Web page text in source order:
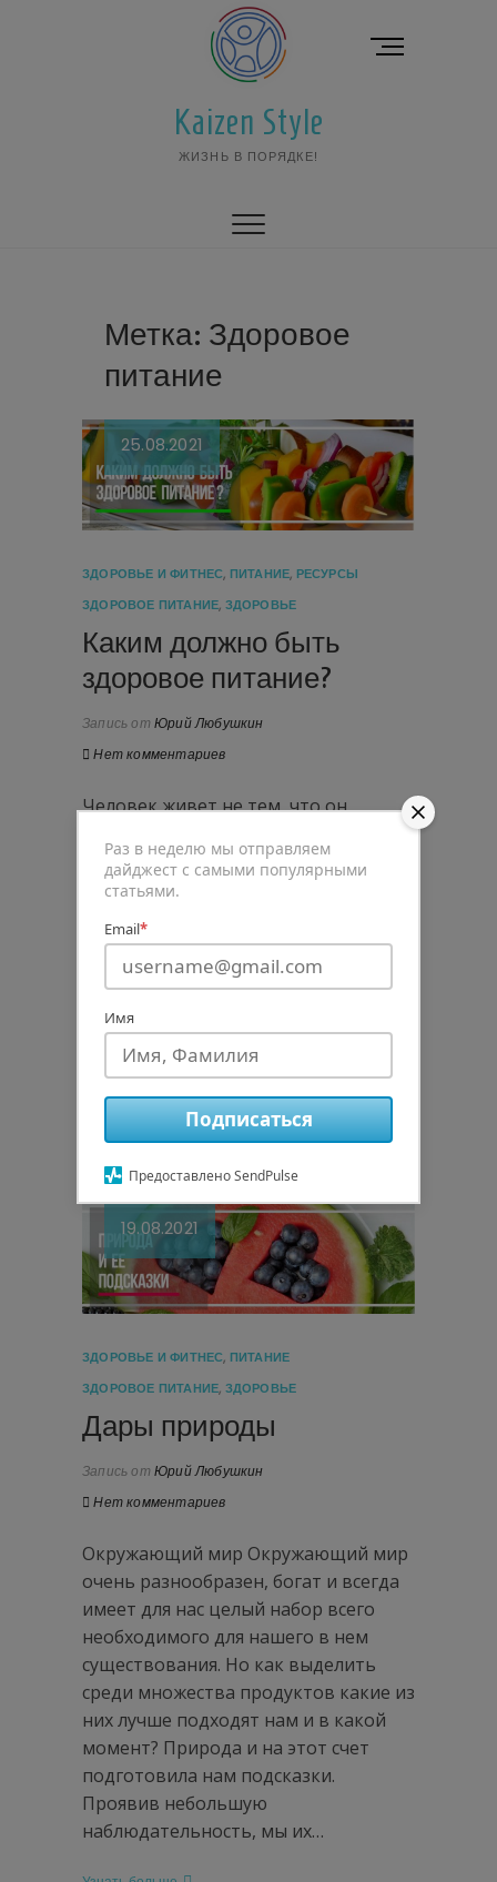
Kaizen Style
ЖИЗНЬ В ПОРЯДКЕ!
К
Метка:Здоровое
питание
25.08.2021
ЗДОРОВЬЕ И ФИТНЕС, ПИТАНИЕ, РЕСУРСЫ
ЗДОРОВОЕ ПИТАНИЕ, ЗДОРОВЬЕ
Каким должно быть
здоровое питание?
Запись от Юрий Любушкин
Нет комментариев
Человек живет не тем, что он
Положение это одинаково
справедливо относится к уму, как и к
телу. (Бенджамин Франклин)
Насколько мы впечатлительны
Каждый раз, когда читаю какую-
описанные ситуации с похожими из
своей жизни. Если же таковые не
случались, то спрашиваю…
Узнать больше
19.08.2021
ЗДОРОВЬЕ И ФИТНЕС, ПИТАНИЕ
ЗДОРОВОЕ ПИТАНИЕ, ЗДОРОВЬЕ
Дары природы
Запись от Юрий Любушкин
Нет комментариев
Окружающий мир Окружающий мир
очень разнообразен, богат и всегда
имеет для нас целый набор всего
необходимого для нашего в нем
существования. Но как выделить
среди множества продуктов какие из
них лучше подходят нам и в какой
момент? Природа и на этот счет
подготовила нам подсказки.
Проявив небольшую
наблюдательность, мы их…
Раз в неделю мы отправляем
дайджест с самыми популярными
статьями.
Email*
Имя
Подписаться
Предоставлено SendPulse